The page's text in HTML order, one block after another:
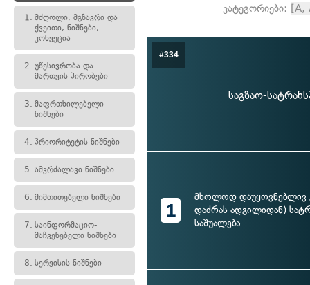
1. მძღოლი, მგზავრი და
ქვეითი, ნიშნები,
კონვეცია
2. უწესივრობა და
მართვის პირობები
3. მაფრთხილებელი
ნიშნები
4. პრიორიტეტის ნიშნები
5. ამკრძალავი ნიშნები
6. მიმთითებელი ნიშნები
7. საინფორმაციო-
მაჩვენებელი ნიშნები
8. სერვისის ნიშნები
კატეგორიები: [A,
#334
საგზაო-
1
მხოლოდ დაუყოვნებლივ
დაძრას ადგილიდან)
საშუალება